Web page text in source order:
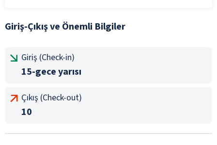
Giriş-Çıkış ve Önemli Bilgiler
Giriş (Check-in)
15-gece yarısı
Çıkış (Check-out)
10